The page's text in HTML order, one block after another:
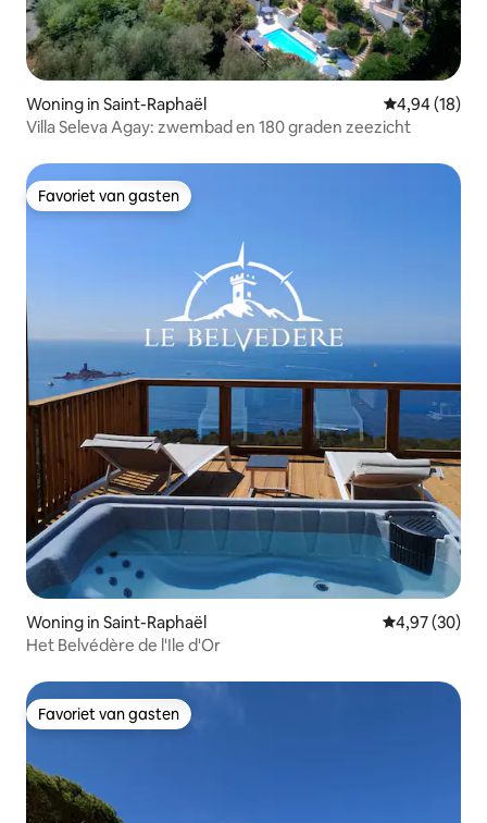
Woning in Saint-Raphaël Gemiddelde
4,94 (18)
Villa Seleva Agay: zwembad en 180 graden zeezicht
Favoriet van gasten
Favoriet van gasten
Woning in Saint-Raphaël Gemiddelde
4,97 (30)
Het Belvédère de l'Ile d'Or
Favoriet van gasten
Favoriet van gasten